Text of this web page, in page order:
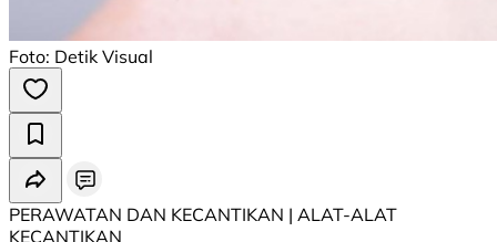
Foto: Detik Visual
PERAWATAN DAN KECANTIKAN | ALAT-ALAT
KECANTIKAN